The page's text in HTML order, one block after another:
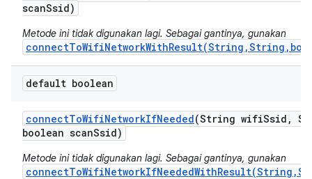
scanSsid)
Metode ini tidak digunakan lagi. Sebagai gantinya, gunakan
default boolean
connectToWifiNetworkIfNeeded(String wifiSsid ,
boolean scanSsid)
Metode ini tidak digunakan lagi. Sebagai gantinya, gunakan